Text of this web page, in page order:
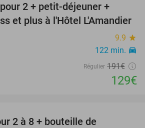
2 + petit-déjeuner +
et plus à l'Hôtel L'Amandier
9.9 star
122 min. directions_car
Régulier 191€
129€
2 à 8 + bouteille de